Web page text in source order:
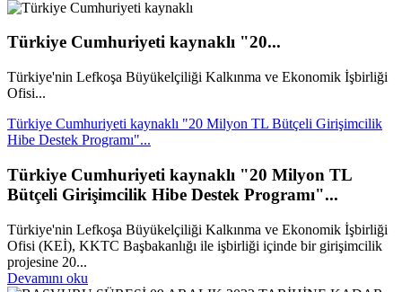
Türkiye Cumhuriyeti kaynaklı "20...
Türkiye'nin Lefkoşa Büyükelçiliği Kalkınma ve Ekonomik İşbirliği
Ofisi...
Türkiye Cumhuriyeti kaynaklı "20 Milyon TL Bütçeli Girişimcilik
Hibe Destek Programı"...
Türkiye Cumhuriyeti kaynaklı "20 Milyon TL
Bütçeli Girişimcilik Hibe Destek Programı"...
Türkiye'nin Lefkoşa Büyükelçiliği Kalkınma ve Ekonomik İşbirliği
Ofisi (KEİ), KKTC Başbakanlığı ile işbirliği içinde bir girişimcilik
projesine 20...
Devamını oku